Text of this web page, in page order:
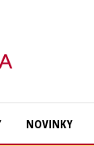
NOVINKY